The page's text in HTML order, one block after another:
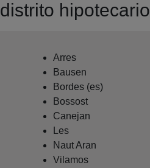
distrito hipotecario
Arres
Bausen
Bordes (es)
Bossost
Canejan
Les
Naut Aran
Vilamos